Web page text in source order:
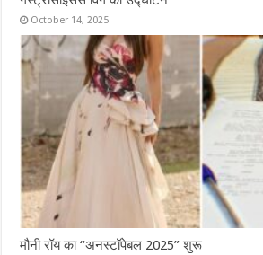
October 14, 2025
मौनी रॉय का “अनस्टॉपेबल 2025” शुरू